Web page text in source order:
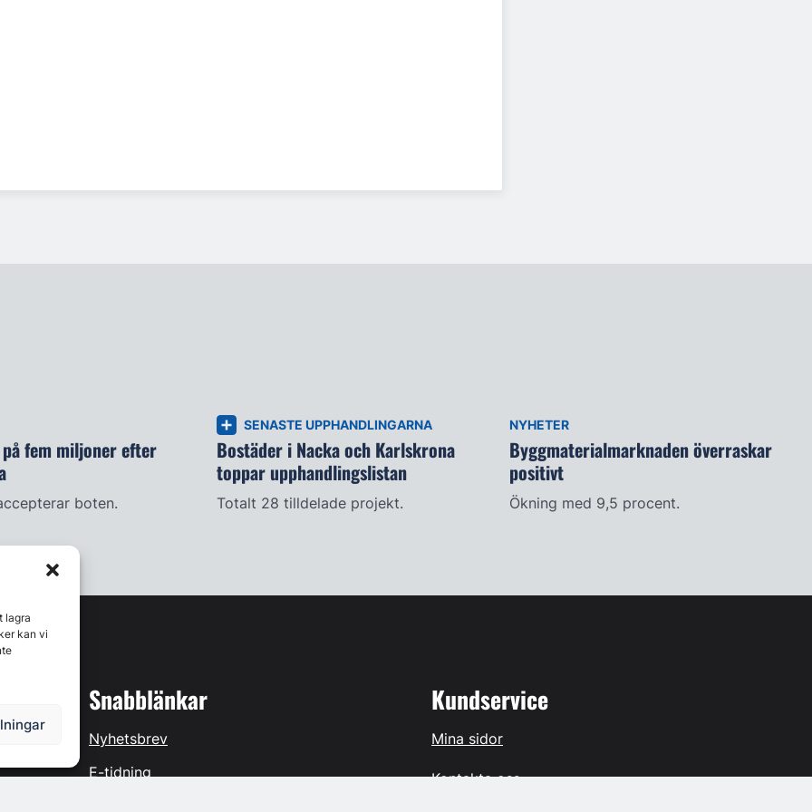
lagra
kan vi
på fem miljoner efter
boten.
SENASTE UPPHANDLINGARNA
Bostäder i Nacka och Karlskrona
toppar upphandlingslistan
Totalt 28 tilldelade projekt.
NYHETER
Byggmaterialmarknaden överraskar
positivt
Ökning med 9,5 procent.
Snabblänkar
Nyhetsbrev
E-tidning
Kundservice
Mina sidor
Kontakta oss